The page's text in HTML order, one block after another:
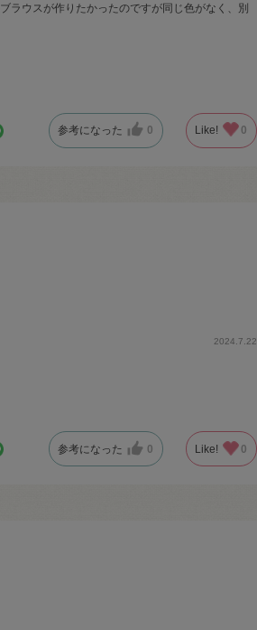
ラウスが作りたかったのですが同じ色がなく、別
参考になった 0 Like! 0
2024.7.22
参考になった 0 Like! 0